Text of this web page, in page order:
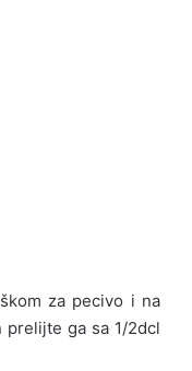
za pecivo i na
prelijte ga sa 1/2dcl